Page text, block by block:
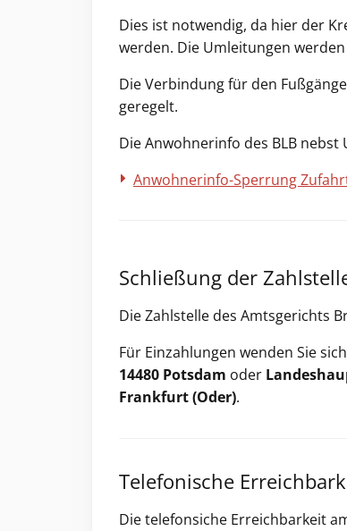
Dies ist notwendig, da hier der
werden. Die Umleitungen
Die Verbindung für den
geregelt.
Die Anwohnerinfo des BLB
Anwohnerinfo-Sperrung
Schließung der
Die Zahlstelle des Amtsgerichts
Für Einzahlungen wenden Sie
14480 Potsdam oder
Frankfurt (Oder).
Telefonische
Die telefonsiche Erreichbarkeit